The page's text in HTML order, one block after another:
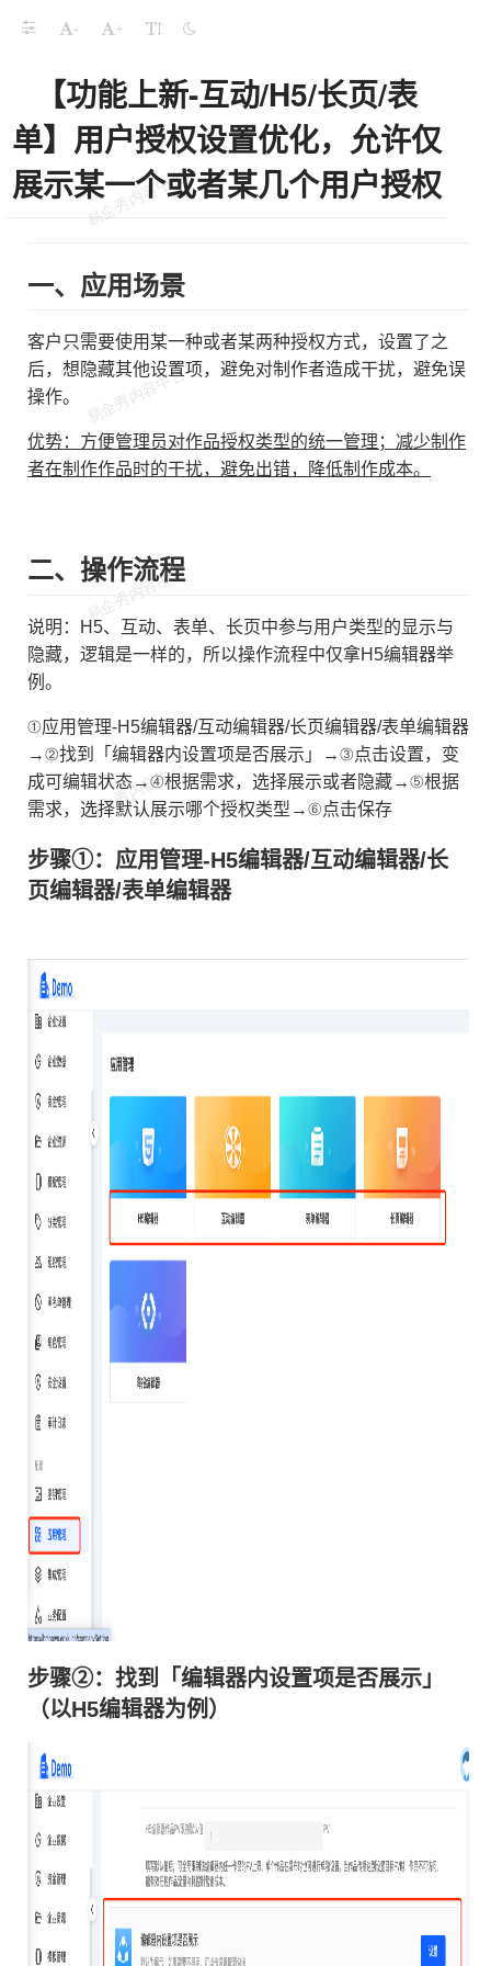
议组件
优化，允许仅展示某一个或者某几个用户授权
- +
【功能上新-互动/H5/长页/表
单】用户授权设置优化，允许仅
展示某一个或者某几个用户授权
一、应用场景
客户只需要使用某一种或者某两种授权方式，设置了之
后，想隐藏其他设置项，避免对制作者造成干扰，避免误
操作。
优势：方便管理员对作品授权类型的统一管理；减少制作
者在制作作品时的干扰，避免出错，降低制作成本。
二、操作流程
说明：H5、互动、表单、长页中参与用户类型的显示与
隐藏，逻辑是一样的，所以操作流程中仅拿H5编辑器举
例。
①应用管理-H5编辑器/互动编辑器/长页编辑器/表单编辑器
→②找到「编辑器内设置项是否展示」→③点击设置，变
成可编辑状态→④根据需求，选择展示或者隐藏→⑤根据
需求，选择默认展示哪个授权类型→⑥点击保存
步骤①：应用管理-H5编辑器/互动编辑器/长
页编辑器/表单编辑器
步骤②：找到「编辑器内设置项是否展示」
（以H5编辑器为例）